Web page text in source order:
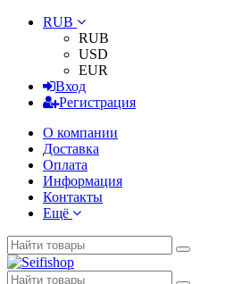
RUB
RUB
USD
EUR
Вход
Регистрация
О компании
Доставка
Оплата
Информация
Контакты
Ещё